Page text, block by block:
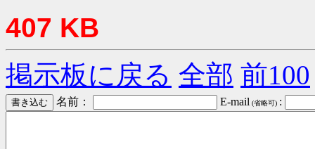
407 KB
掲示板に戻る 全部 前100
名前： E-mail (省略可) :